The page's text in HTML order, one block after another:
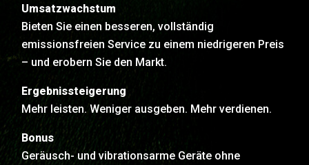
Umsatzwachstum
Bieten Sie einen besseren, vollständig
emissionsfreien Service zu einem niedrigeren Preis
– und erobern Sie den Markt.
Ergebnissteigerung
Mehr leisten. Weniger ausgeben. Mehr verdienen.
Bonus
Geräusch- und vibrationsarme Geräte ohne